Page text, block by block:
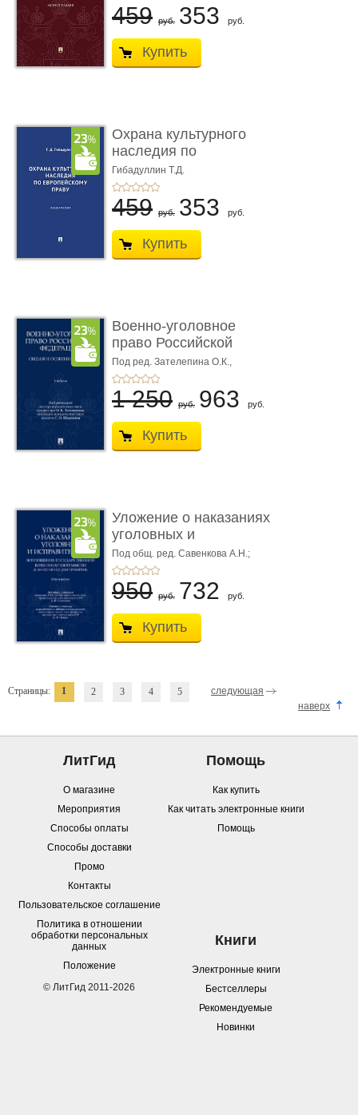
459 руб. 353 руб.
Купить
Охрана культурного
наследия по
европейскому п ...
Гибадуллин Т.Д.
459 руб. 353 руб.
Купить
Военно-уголовное
право Российской
Федерации. � ...
Под ред. Зателепина О.К.,
Шарапова С.Н.
1 250 руб. 963 руб.
Купить
Уложение о наказаниях
уголовных и
исправитель ...
Под общ. ред. Савенкова А.Н.;
науч. ред. и рук. авт. кол. Чучаев
А.И.
950 руб. 732 руб.
Купить
Страницы: 1 2 3 4 5
следующая
наверх
ЛитГид
О магазине
Мероприятия
Способы оплаты
Способы доставки
Промо
Контакты
Пользовательское соглашение
Политика в отношении
обработки персональных
данных
Положение
© ЛитГид 2011-2026
Помощь
Как купить
Как читать электронные книги
Помощь
Книги
Электронные книги
Бестселлеры
Рекомендуемые
Новинки